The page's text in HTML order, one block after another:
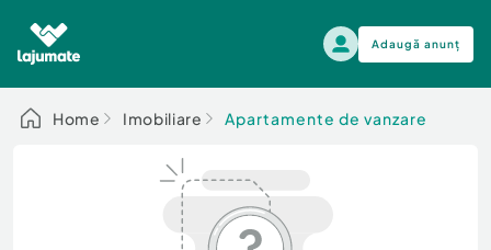
Adaugă anunț
Alege categoria
Auto, moto si ambarcatiuni
Auto, moto si ambarcatiuni
Home Imobiliare Apartamente de vanzare